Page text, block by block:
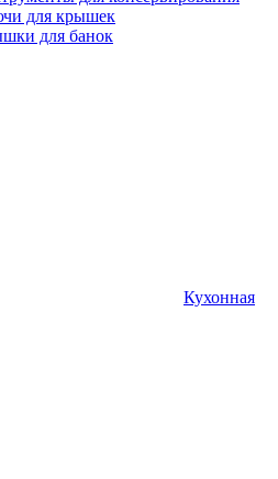
для крышек
для банок
Кухонная